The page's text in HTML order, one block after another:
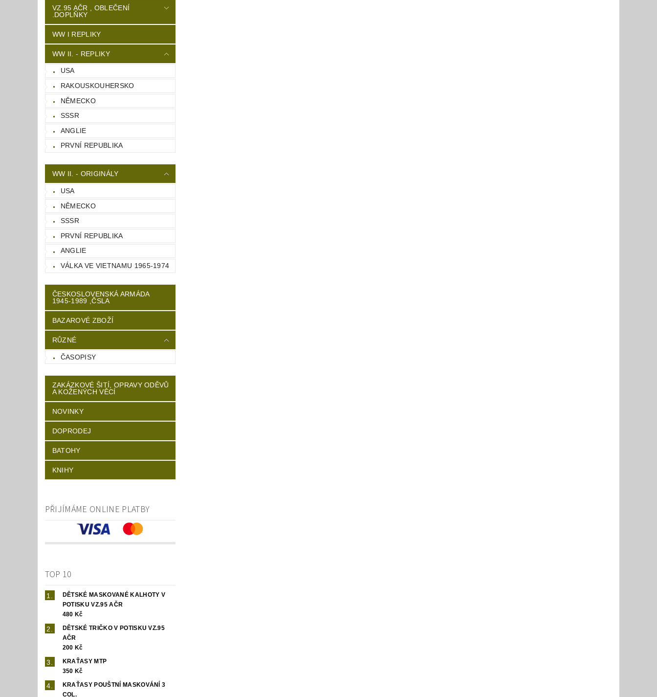
VZ.95 AČR , OBLEČENÍ
.DOPLŇKY
WW I REPLIKY
WW II. - REPLIKY
USA
RAKOUSKOUHERSKO
NĚMECKO
SSSR
ANGLIE
PRVNÍ REPUBLIKA
WW II. - ORIGINÁLY
USA
NĚMECKO
SSSR
PRVNÍ REPUBLIKA
ANGLIE
VÁLKA VE VIETNAMU 1965-1974
ČESKOSLOVENSKÁ ARMÁDA
1945-1989 ,ČSLA
BAZAROVÉ ZBOŽÍ
RŮZNÉ
ČASOPISY
ZAKÁZKOVÉ ŠITÍ, OPRAVY ODĚVŮ
A KOŽENÝCH VĚCÍ
NOVINKY
DOPRODEJ
BATOHY
KNIHY
PŘIJÍMÁME ONLINE PLATBY
TOP 10
DĚTSKÉ MASKOVANÉ KALHOTY V
POTISKU VZ.95 AČR
480 Kč
DĚTSKÉ TRIČKO V POTISKU VZ.95
AČR
200 Kč
KRAŤASY MTP
350 Kč
KRAŤASY POUŠTNÍ MASKOVÁNÍ 3
COL.